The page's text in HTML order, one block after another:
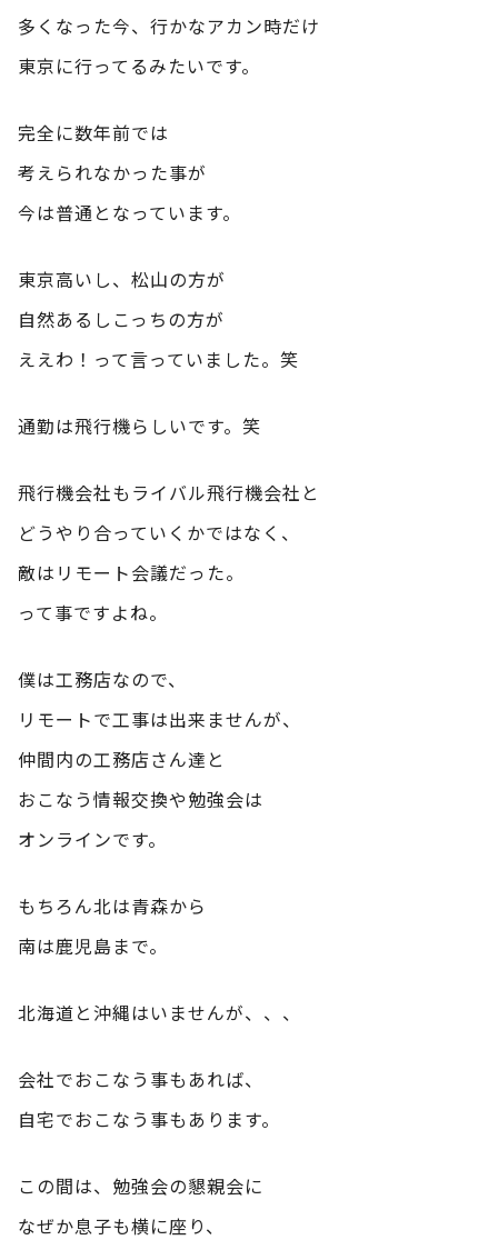
多くなった今、行かなアカン時だけ
東京に行ってるみたいです。
完全に数年前では
考えられなかった事が
今は普通となっています。
東京高いし、松山の方が
自然あるしこっちの方が
ええわ！って言っていました。笑
通勤は飛行機らしいです。笑
飛行機会社もライバル飛行機会社と
どうやり合っていくかではなく、
敵はリモート会議だった。
って事ですよね。
僕は工務店なので、
リモートで工事は出来ませんが、
仲間内の工務店さん達と
おこなう情報交換や勉強会は
オンラインです。
もちろん北は青森から
南は鹿児島まで。
北海道と沖縄はいませんが、、、
会社でおこなう事もあれば、
自宅でおこなう事もあります。
この間は、勉強会の懇親会に
なぜか息子も横に座り、